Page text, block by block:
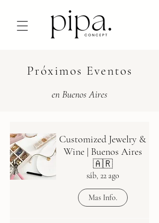
Próximos Eventos
en Buenos Aires
Customized Jewelry &
Wine | Buenos Aires
🇦🇷
sáb, 22 ago
Mas Info.